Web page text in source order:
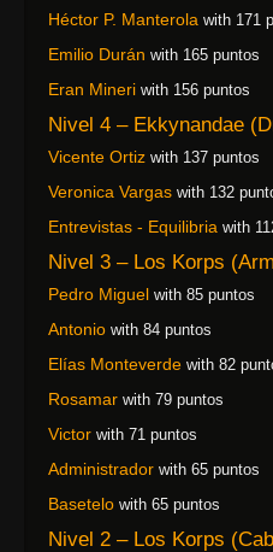
Héctor P. Manterola with 171
Emilio Durán with 165 puntos
Eran Mineri with 156 puntos
Nivel 4 – Ekkynandae
Vicente Ortiz with 137 puntos
Veronica Vargas with 132
Entrevistas - Equilibria with
Nivel 3 – Los Korps
Pedro Miguel with 85 puntos
Antonio with 84 puntos
Elías Monteverde with 82
Rosamar with 79 puntos
Victor with 71 puntos
Administrador with 65 puntos
Basetelo with 65 puntos
Nivel 2 – Los Korps